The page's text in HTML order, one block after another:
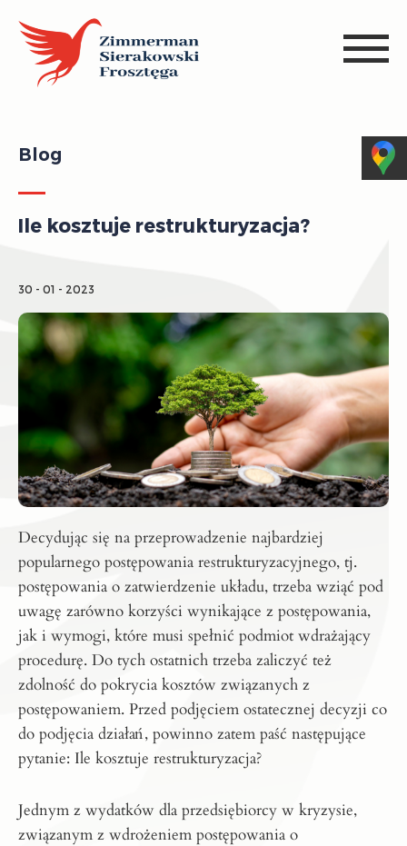
Blog
Ile kosztuje restrukturyzacja?
30 - 01 - 2023
Decydując się na przeprowadzenie najbardziej
popularnego postępowania restrukturyzacyjnego, tj.
postępowania o zatwierdzenie układu, trzeba wziąć pod
uwagę zarówno korzyści wynikające z postępowania,
jak i wymogi, które musi spełnić podmiot wdrażający
procedurę. Do tych ostatnich trzeba zaliczyć też
zdolność do pokrycia kosztów związanych z
postępowaniem. Przed podjęciem ostatecznej decyzji co
do podjęcia działań, powinno zatem paść następujące
pytanie: Ile kosztuje restrukturyzacja?
Jednym z wydatków dla przedsiębiorcy w kryzysie,
związanym z wdrożeniem postępowania o